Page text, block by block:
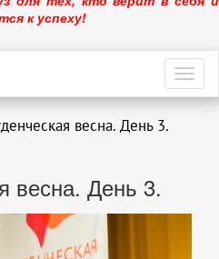
к успеху!
весна. День 3.
весна. День 3.